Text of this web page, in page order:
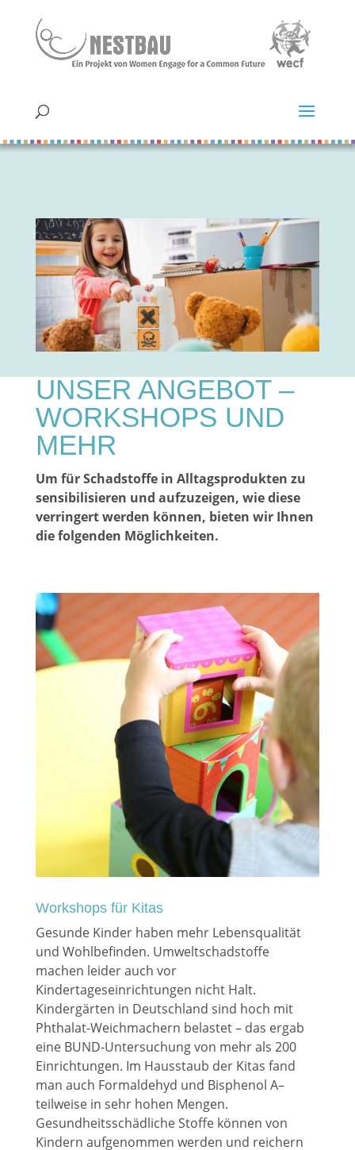
UNSER ANGEBOT –
WORKSHOPS UND
MEHR
Um für Schadstoffe in Alltagsprodukten zu
sensibilisieren und aufzuzeigen, wie diese
verringert werden können, bieten wir Ihnen
die folgenden Möglichkeiten.
Workshops für Kitas
Gesunde Kinder haben mehr Lebensqualität
und Wohlbefinden. Umweltschadstoffe
machen leider auch vor
Kindertageseinrichtungen nicht Halt.
Kindergärten in Deutschland sind hoch mit
Phthalat-Weichmachern belastet – das ergab
eine BUND-Untersuchung von mehr als 200
Einrichtungen. Im Hausstaub der Kitas fand
man auch Formaldehyd und Bisphenol A–
teilweise in sehr hohen Mengen.
Gesundheitsschädliche Stoffe können von
Kindern aufgenommen werden und reichern